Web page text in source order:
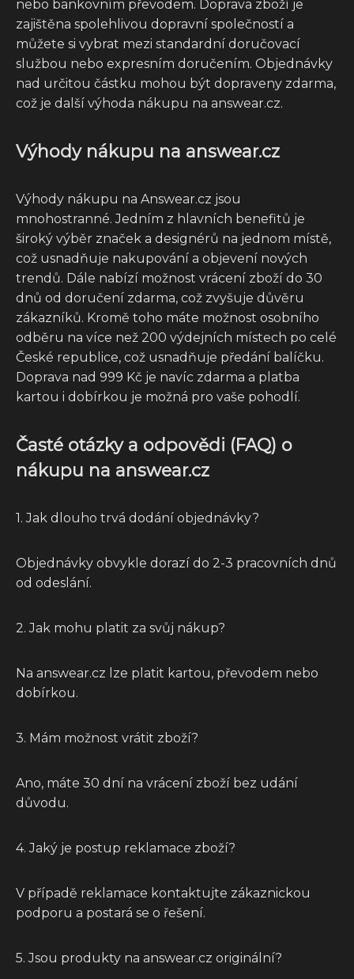
nebo bankovním převodem. Doprava zboží je
zajištěna spolehlivou dopravní společností a
můžete si vybrat mezi standardní doručovací
službou nebo expresním doručením. Objednávky
nad určitou částku mohou být dopraveny zdarma,
což je další výhoda nákupu na answear.cz.
Výhody nákupu na answear.cz
Výhody nákupu na Answear.cz jsou
mnohostranné. Jedním z hlavních benefitů je
široký výběr značek a designérů na jednom místě,
což usnadňuje nakupování a objevení nových
trendů. Dále nabízí možnost vrácení zboží do 30
dnů od doručení zdarma, což zvyšuje důvěru
zákazníků. Kromě toho máte možnost osobního
odběru na více než 200 výdejních místech po celé
České republice, což usnadňuje předání balíčku.
Doprava nad 999 Kč je navíc zdarma a platba
kartou i dobírkou je možná pro vaše pohodlí.
Časté otázky a odpovědi (FAQ) o
nákupu na answear.cz
1. Jak dlouho trvá dodání objednávky?
Objednávky obvykle dorazí do 2-3 pracovních dnů
od odeslání.
2. Jak mohu platit za svůj nákup?
Na answear.cz lze platit kartou, převodem nebo
dobírkou.
3. Mám možnost vrátit zboží?
Ano, máte 30 dní na vrácení zboží bez udání
důvodu.
4. Jaký je postup reklamace zboží?
V případě reklamace kontaktujte zákaznickou
podporu a postará se o řešení.
5. Jsou produkty na answear.cz originální?